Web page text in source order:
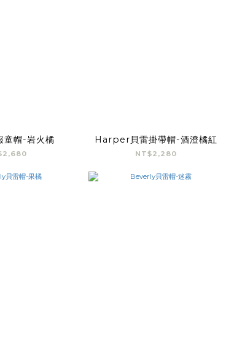
童帽-岩火橘 Harper貝雷掛帶帽-酒澄橘紅
NT$2,280